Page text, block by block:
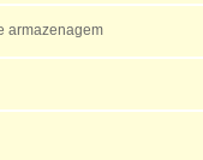
armazenagem